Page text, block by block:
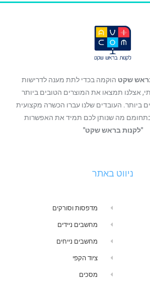
שקט הוקמה בכדי לתת מענה לדרישות
אצלנו תמצאו את המוצרים הטובים ביותר
ביותר. העובדים שלנו עברו הכשרה מקצועית
בתחומם מה שנותן לכם תמיד את האפשרות
"לקנות בראש שקט"
ניווט באתר
מדפסות וסורקים
מחשבים ניידים
מחשבים נייחים
ציוד הקפי
מסכים